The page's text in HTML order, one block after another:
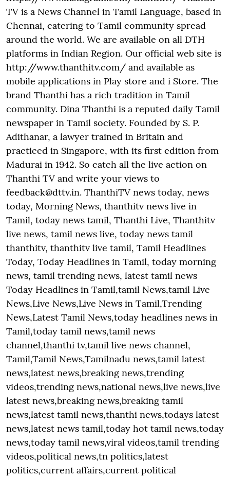
TV is a News Channel in Tamil Language, based in
Chennai, catering to Tamil community spread
around the world. We are available on all DTH
platforms in Indian Region. Our official web site is
http://www.thanthitv.com/ and available as
mobile applications in Play store and i Store. The
brand Thanthi has a rich tradition in Tamil
community. Dina Thanthi is a reputed daily Tamil
newspaper in Tamil society. Founded by S. P.
Adithanar, a lawyer trained in Britain and
practiced in Singapore, with its first edition from
Madurai in 1942. So catch all the live action on
Thanthi TV and write your views to
feedback@dttv.in. ThanthiTV news today, news
today, Morning News, thanthitv news live in
Tamil, today news tamil, Thanthi Live, Thanthitv
live news, tamil news live, today news tamil
thanthitv, thanthitv live tamil, Tamil Headlines
Today, Today Headlines in Tamil, today morning
news, tamil trending news, latest tamil news
Today Headlines in Tamil,tamil News,tamil Live
News,Live News,Live News in Tamil,Trending
News,Latest Tamil News,today headlines news in
Tamil,today tamil news,tamil news
channel,thanthi tv,tamil live news channel,
Tamil,Tamil News,Tamilnadu news,tamil latest
news,latest news,breaking news,trending
videos,trending news,national news,live news,live
latest news,breaking news,breaking tamil
news,latest tamil news,thanthi news,todays latest
news,latest news tamil,today hot tamil news,today
news,today tamil news,viral videos,tamil trending
videos,political news,tn politics,latest
politics,current affairs,current political